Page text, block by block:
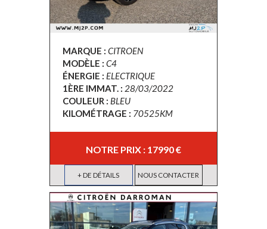
MARQUE : CITROEN
MODÈLE : C4
ÉNERGIE : ELECTRIQUE
1ÈRE IMMAT. : 28/03/2022
COULEUR : BLEU
KILOMÉTRAGE : 70525KM
NOTRE PRIX : 17990 €
+ DE DÉTAILS NOUS CONTACTER